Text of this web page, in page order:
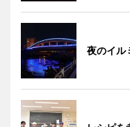
夜のイル